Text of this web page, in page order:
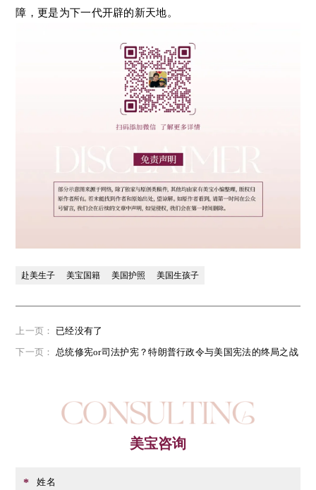
障，更是为下一代开辟的新天地。
赴美生子 美宝国籍 美国护照 美国生孩子
上一页：
已经没有了
下一页： 总统修宪or司法护宪？特朗普行政令与美国宪法的终局之战
美宝咨询
* 姓名